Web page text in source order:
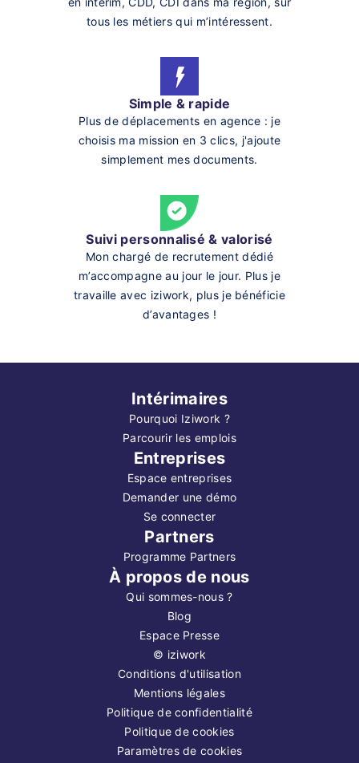
tous les métiers qui m’intéressent.
Simple & rapide
Plus de déplacements en agence : je
choisis ma mission en 3 clics, j'ajoute
simplement mes documents.
Suivi personnalisé & valorisé
Mon chargé de recrutement dédié
m’accompagne au jour le jour. Plus je
travaille avec iziwork, plus je bénéficie
d’avantages !
Intérimaires
Pourquoi Iziwork ?
Parcourir les emplois
Entreprises
Espace entreprises
Demander une démo
Se connecter
Partners
Programme Partners
À propos de nous
Qui sommes-nous ?
Blog
Espace Presse
© iziwork
Conditions d'utilisation
Mentions légales
Politique de confidentialité
Politique de cookies
Paramètres de cookies